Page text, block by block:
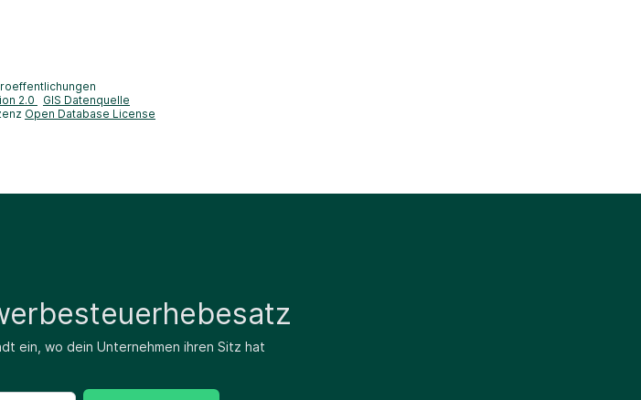
2.0
GIS Datenquelle
Open Database License
ein, wo dein Unternehmen ihren Sitz hat